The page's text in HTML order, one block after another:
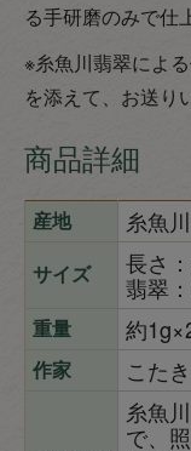
る手研磨のみで仕
※糸魚川翡翠によ
を添えて、お送り
商品詳細
産地 糸魚
サイズ
長さ
翡翠
重量 約
作家 こたき
糸魚
で、